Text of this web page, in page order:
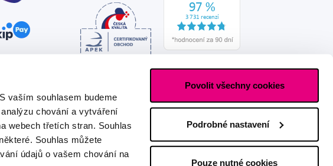
vaším souhlasem budeme
chování a vytváření
webech třetích stran. Souhlas
Souhlas můžete
údajů o vašem chování na
Povolit všechny cookies
Podrobné nastavení
Pouze nutné cookies